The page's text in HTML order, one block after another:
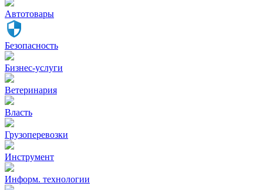
Автотовары
Безопасность
Бизнес-услуги
Ветеринария
Власть
Грузоперевозки
Инструмент
Информ. технологии